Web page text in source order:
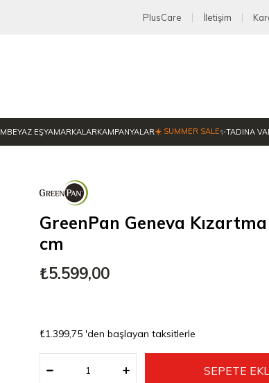
PlusCare İletişim
BEYAZ EŞYAMARKALARKAMPANYALAR☀️ SUMMER SALE✨TADINA
GreenPan Geneva Kızartma
cm
₺5.599,00
₺1.399,75 'den başlayan taksitlerle